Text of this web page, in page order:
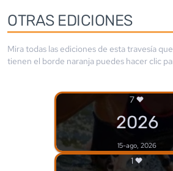
OTRAS EDICIONES
Mira todas las ediciones de esta travesía
tienen el borde naranja puedes hacer clic
7
2026
15-ago, 2026
1